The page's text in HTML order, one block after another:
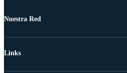
Nuestra Red
Links